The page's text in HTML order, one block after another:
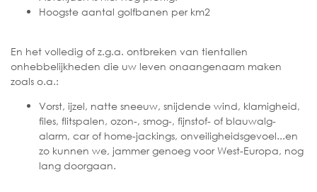
Hoogste aantal golfbanen per km2
En het volledig of z.g.a. ontbreken van tientallen
onhebbelijkheden die uw leven onaangenaam maken
zoals o.a.:
Vorst, ijzel, natte sneeuw, snijdende wind, klamigheid,
files, flitspalen, ozon-, smog-, fijnstof- of blauwalg-
alarm, car of home-jackings, onveiligheidsgevoel...en
zo kunnen we, jammer genoeg voor West-Europa, nog
lang doorgaan.